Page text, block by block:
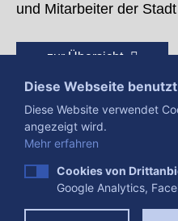
und Mitarbeiter der
zur Übersicht
Presse Impressum
Diese Webseite
Diese Website verwendet
angezeigt wird.
Mehr erfahren
Cookies von
Google Analytics,